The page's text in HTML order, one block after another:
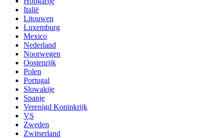
Italië
Litouwen
Luxemburg
Mexico
Nederland
Noorwegen
Oostenrijk
Polen
Portugal
Slowakije
Spanje
Verenigd Koninkrijk
VS
Zweden
Zwitserland